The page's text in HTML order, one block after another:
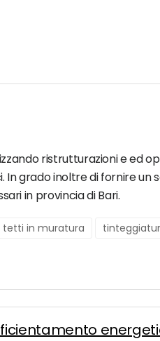
ristrutturazioni e ed
grado inoltre di fornire un
in provincia di Bari.
tetti in muratura